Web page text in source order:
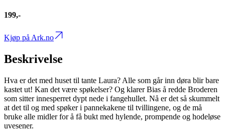
199,-
Kjøp på Ark.no
Beskrivelse
Hva er det med huset til tante Laura? Alle som går inn døra blir bare
kastet ut! Kan det være spøkelser? Og klarer Bias å redde Broderen
som sitter innesperret dypt nede i fangehullet. Nå er det så skummelt
at det til og med spøker i pannekakene til tvillingene, og de må
bruke alle midler for å få bukt med hylende, prompende og hodeløse
uvesener.